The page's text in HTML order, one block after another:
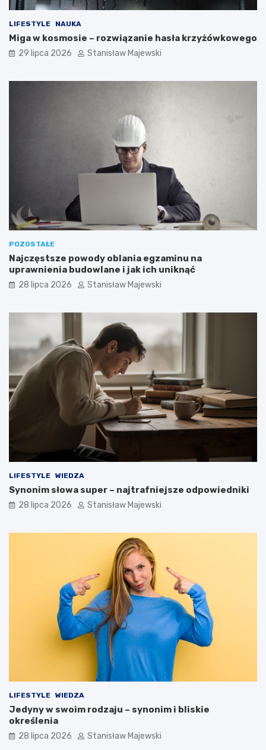
LIFESTYLE NAUKA
Miga w kosmosie – rozwiązanie hasła krzyżówkowego
29 lipca 2026 Stanisław Majewski
POZOSTAŁE
Najczęstsze powody oblania egzaminu na
uprawnienia budowlane i jak ich uniknąć
28 lipca 2026 Stanisław Majewski
LIFESTYLE WIEDZA
Synonim słowa super – najtrafniejsze odpowiedniki
28 lipca 2026 Stanisław Majewski
LIFESTYLE WIEDZA
Jedyny w swoim rodzaju – synonim i bliskie
określenia
28 lipca 2026 Stanisław Majewski